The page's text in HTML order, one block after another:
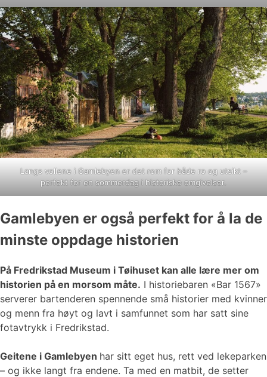
Langs vollene i Gamlebyen er det rom for både ro og utsikt –
perfekt for en sommerdag i historiske omgivelser.
Gamlebyen er også perfekt for å la de
minste oppdage historien
På Fredrikstad Museum i Tøihuset kan alle lære mer om
historien på en morsom måte. I historiebaren «Bar 1567»
serverer bartenderen spennende små historier med kvinner
og menn fra høyt og lavt i samfunnet som har satt sine
fotavtrykk i Fredrikstad.
Geitene i Gamlebyen har sitt eget hus, rett ved lekeparken
– og ikke langt fra endene. Ta med en matbit, de setter